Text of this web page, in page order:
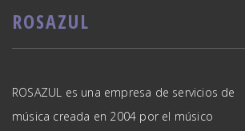
ROSAZUL
ROSAZUL es una empresa de servicios de
música creada en 2004 por el músico